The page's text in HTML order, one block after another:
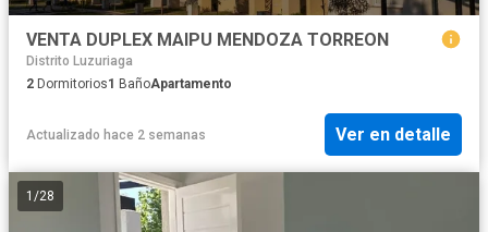
VENTA DUPLEX MAIPU MENDOZA TORREON
Distrito Luzuriaga
2 Dormitorios1 BañoApartamento
Actualizado hace 2 semanas Ver en detalle
1 /28